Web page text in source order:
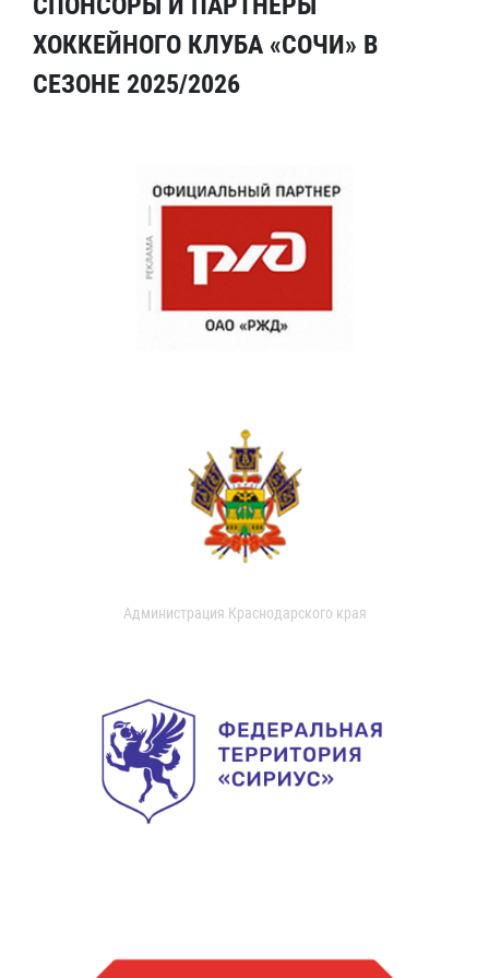
ХОККЕЙНОГО КЛУБА «СОЧИ» В
СЕЗОНЕ 2025/2026
Администрация Краснодарского края